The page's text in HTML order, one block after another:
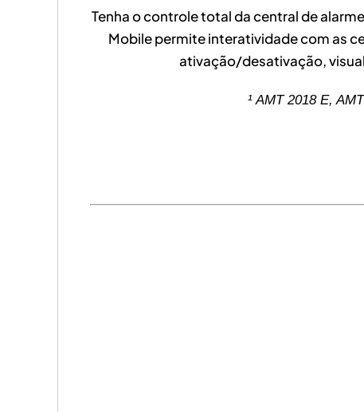
Tenha o controle total da central de
Mobile permite interatividade com as
ativação/desativação,
¹ AMT 2018 E,